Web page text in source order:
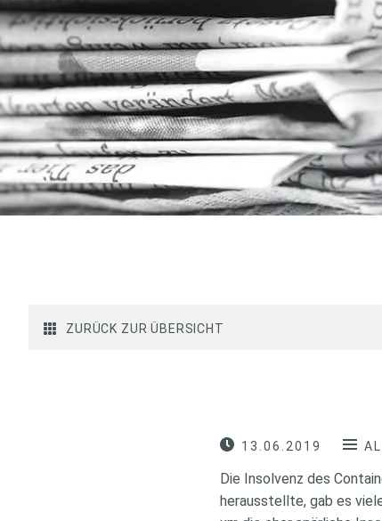
ZURÜCK ZUR ÜBERSICHT
13.06.2019
Die Insolvenz des
herausstellte, gab es